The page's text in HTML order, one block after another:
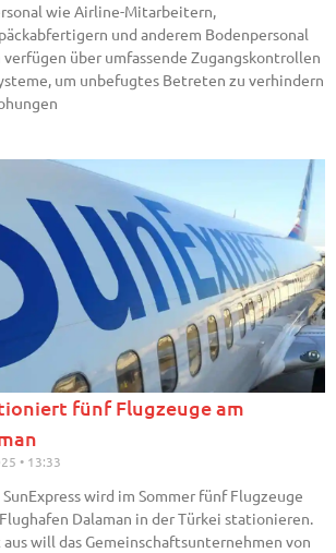
wie Airline-Mitarbeitern,
und anderem Bodenpersonal
über umfassende Zugangskontrollen
um unbefugtes Betreten zu verhindern
fünf Flugzeuge am
13:33
wird im Sommer fünf Flugzeuge
Dalaman in der Türkei stationieren.
will das Gemeinschaftsunternehmen von